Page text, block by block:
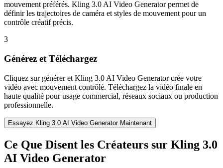
mouvement préférés. Kling 3.0 AI Video Generator permet de
définir les trajectoires de caméra et styles de mouvement pour un
contrôle créatif précis.
3
Générez et Téléchargez
Cliquez sur générer et Kling 3.0 AI Video Generator crée votre
vidéo avec mouvement contrôlé. Téléchargez la vidéo finale en
haute qualité pour usage commercial, réseaux sociaux ou production
professionnelle.
Essayez Kling 3.0 AI Video Generator Maintenant
Ce Que Disent les Créateurs sur Kling 3.0
AI Video Generator